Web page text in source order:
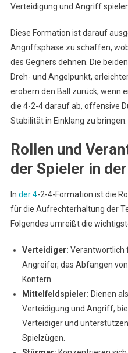
Verteidigung und Angriff
Diese Formation ist darauf
Angriffsphase zu schaffen,
des Gegners dehnen. Die
Dreh- und Angelpunkt,
erobern den Ball zurück, wenn
die 4-2-4 darauf ab, offensive
Stabilität in Einklang zu bringen.
Rollen und
der Spieler in
In der 4-2-4-Formation ist die
für die Aufrechterhaltung der
Folgendes umreißt die
Verteidiger: Verantwortlich
Angreifer, das Abfangen
Kontern.
Mittelfeldspieler: Dienen
Verteidigung und Angriff,
Verteidiger und
Spielzügen.